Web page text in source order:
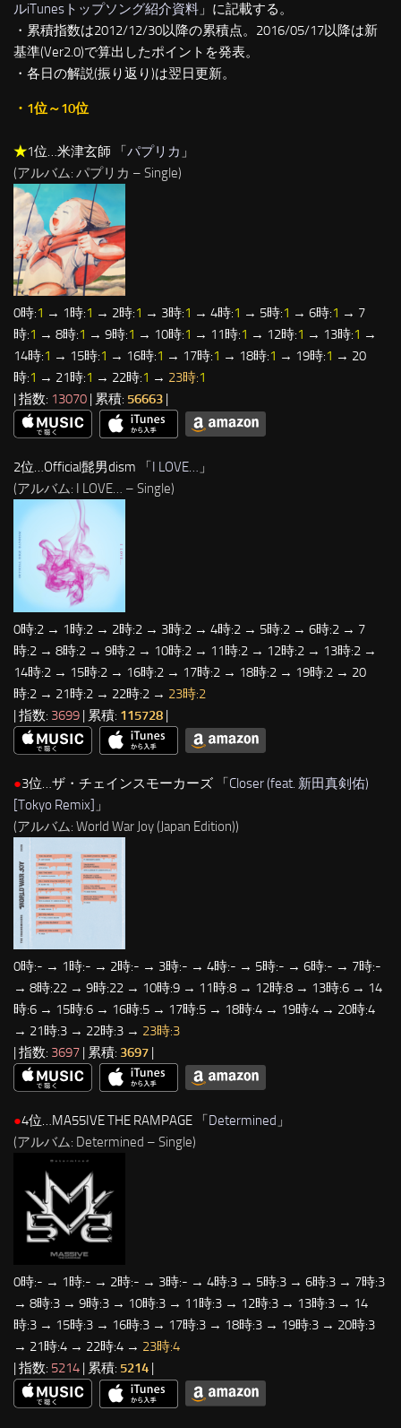
ルiTunesトップソング紹介資料 」に記載する。
・累積指数は2012/12/30以降の累積点。2016/05/17以降は新
基準(Ver2.0)で算出したポイントを発表。
・各日の解説(振り返り)は翌日更新。
・1位～10位
★1位…米津玄師 「パプリカ 」
(アルバム: パプリカ – Single)
0時:1 → 1時:1 → 2時:1 → 3時:1 → 4時:1 → 5時:1 → 6時:1 → 7
時:1 → 8時:1 → 9時:1 → 10時:1 → 11時:1 → 12時:1 → 13時:1 →
14時:1 → 15時:1 → 16時:1 → 17時:1 → 18時:1 → 19時:1 → 20
時:1 → 21時:1 → 22時:1 → 23時:1
| 指数: 13070 | 累積: 56663 |
2位…Official髭男dism 「I LOVE… 」
(アルバム: I LOVE… – Single)
0時:2 → 1時:2 → 2時:2 → 3時:2 → 4時:2 → 5時:2 → 6時:2 → 7
時:2 → 8時:2 → 9時:2 → 10時:2 → 11時:2 → 12時:2 → 13時:2 →
14時:2 → 15時:2 → 16時:2 → 17時:2 → 18時:2 → 19時:2 → 20
時:2 → 21時:2 → 22時:2 → 23時:2
| 指数: 3699 | 累積: 115728 |
●3位…ザ・チェインスモーカーズ 「Closer (feat. 新田真剣佑)
[Tokyo Remix] 」
(アルバム: World War Joy (Japan Edition))
0時:- → 1時:- → 2時:- → 3時:- → 4時:- → 5時:- → 6時:- → 7時:-
→ 8時:22 → 9時:22 → 10時:9 → 11時:8 → 12時:8 → 13時:6 → 14
時:6 → 15時:6 → 16時:5 → 17時:5 → 18時:4 → 19時:4 → 20時:4
→ 21時:3 → 22時:3 → 23時:3
| 指数: 3697 | 累積: 3697 |
●4位…MA55IVE THE RAMPAGE 「 Determined 」
(アルバム: Determined – Single)
0時:- → 1時:- → 2時:- → 3時:- → 4時:3 → 5時:3 → 6時:3 → 7時:3
→ 8時:3 → 9時:3 → 10時:3 → 11時:3 → 12時:3 → 13時:3 → 14
時:3 → 15時:3 → 16時:3 → 17時:3 → 18時:3 → 19時:3 → 20時:3
→ 21時:4 → 22時:4 → 23時:4
| 指数: 5214 | 累積: 5214